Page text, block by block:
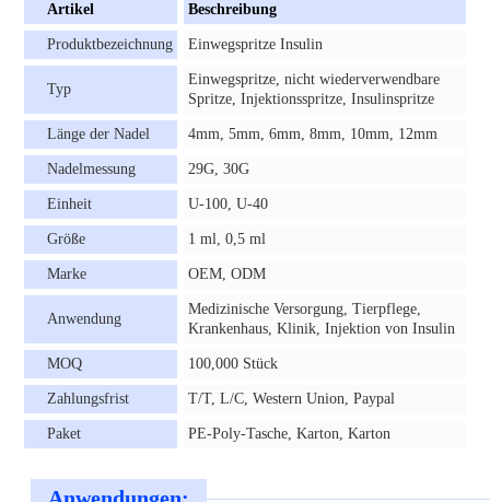
Artikel Beschreibung
Produktbezeichnung Einwegspritze Insulin
Typ
Einwegspritze, nicht wiederverwendbare
Spritze, Injektionsspritze, Insulinspritze
Länge der Nadel 4mm, 5mm, 6mm, 8mm, 10mm, 12mm
Nadelmessung 29G, 30G
Einheit U-100, U-40
Größe 1 ml, 0,5 ml
Marke OEM, ODM
Anwendung
Medizinische Versorgung, Tierpflege,
Krankenhaus, Klinik, Injektion von Insulin
MOQ 100,000 Stück
Zahlungsfrist T/T, L/C, Western Union, Paypal
Paket PE-Poly-Tasche, Karton, Karton